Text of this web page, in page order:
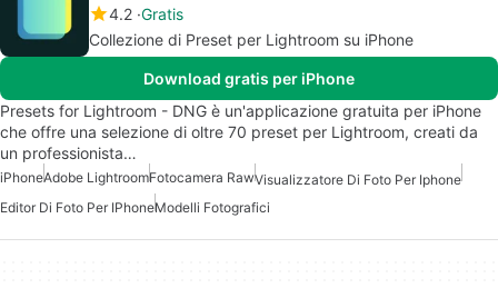
4.2 Gratis
Collezione di Preset per Lightroom su iPhone
Download gratis per iPhone
Presets for Lightroom - DNG è un'applicazione gratuita per iPhone
che offre una selezione di oltre 70 preset per Lightroom, creati da
un professionista…
iPhoneAdobe LightroomFotocamera RawVisualizzatore Di Foto Per Iphone
Editor Di Foto Per IPhoneModelli Fotografici